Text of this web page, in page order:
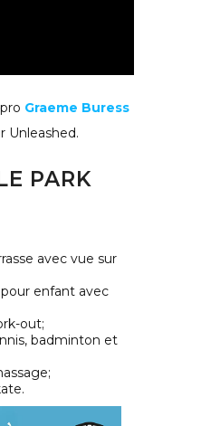
Graeme Buress
Unleashed.
PARK
avec vue sur
enfant avec
out;
badminton et